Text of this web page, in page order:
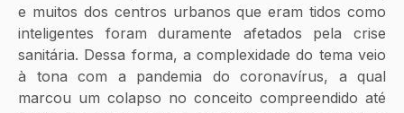
e muitos dos centros urbanos que eram tidos como
inteligentes foram duramente afetados pela crise
sanitária. Dessa forma, a complexidade do tema veio
à tona com a pandemia do coronavírus, a qual
marcou um colapso no conceito compreendido até